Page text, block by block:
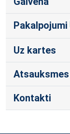
Pakalpojumi
Uz kartes
Atsauksmes
Kontakti